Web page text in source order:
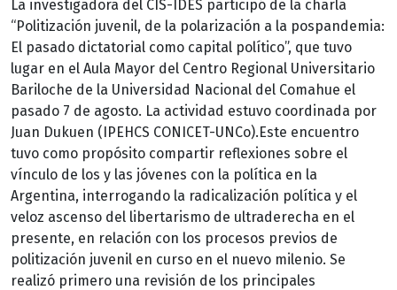
La investigadora del CIS-IDES participó de la charla
“Politización juvenil, de la polarización a la pospandemia:
El pasado dictatorial como capital político”, que tuvo
lugar en el Aula Mayor del Centro Regional Universitario
Bariloche de la Universidad Nacional del Comahue el
pasado 7 de agosto. La actividad estuvo coordinada por
Juan Dukuen (IPEHCS CONICET-UNCo).Este encuentro
tuvo como propósito compartir reflexiones sobre el
vínculo de los y las jóvenes con la política en la
Argentina, interrogando la radicalización política y el
veloz ascenso del libertarismo de ultraderecha en el
presente, en relación con los procesos previos de
politización juvenil en curso en el nuevo milenio. Se
realizó primero una revisión de los principales